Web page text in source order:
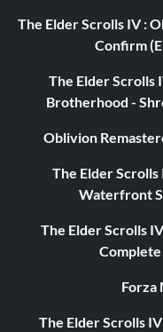
The Elder Scrolls IV :
Confirm
The Elder Scrolls
Brotherhood -
Oblivion
The Elder
Waterfront
The Elder Scrolls
Forza
The Elder Scrolls